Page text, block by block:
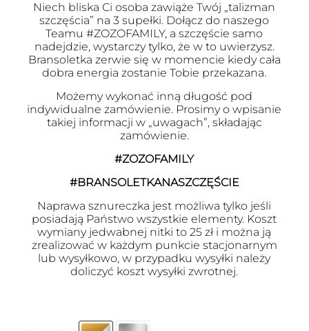
Niech bliska Ci osoba zawiąże Twój „talizman
szczęścia” na 3 supełki. Dołącz do naszego
Teamu #ZOZOFAMILY, a szczęście samo
nadejdzie, wystarczy tylko, że w to uwierzysz.
Bransoletka zerwie się w momencie kiedy cała
dobra energia zostanie Tobie przekazana.
Możemy wykonać inną długość pod
indywidualne zamówienie. Prosimy o wpisanie
takiej informacji w „uwagach”, składając
zamówienie.
#ZOZOFAMILY
#BRANSOLETKANASZCZĘŚCIE
Naprawa sznureczka jest możliwa tylko jeśli
posiadają Państwo wszystkie elementy. Koszt
wymiany jedwabnej nitki to 25 zł i można ją
zrealizować w każdym punkcie stacjonarnym
lub wysyłkowo, w przypadku wysyłki należy
doliczyć koszt wysyłki zwrotnej.